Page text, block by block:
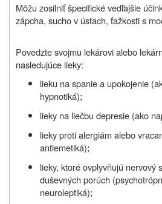
Môžu zosilniť špecifické vedľajšie
zápcha, sucho v ústach, ťažkosti s
Povedzte svojmu lekárovi alebo
nasledujúce lieky:
lieku na spanie a upokojenie
hypnotiká);
lieky na liečbu depresie (ako
lieky proti alergiám alebo
antiemetiká);
lieky, ktoré ovplyvňujú nervový
duševných porúch
neuroleptiká);